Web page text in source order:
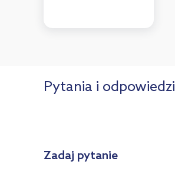
Pytania i odpowiedzi
Zadaj pytanie